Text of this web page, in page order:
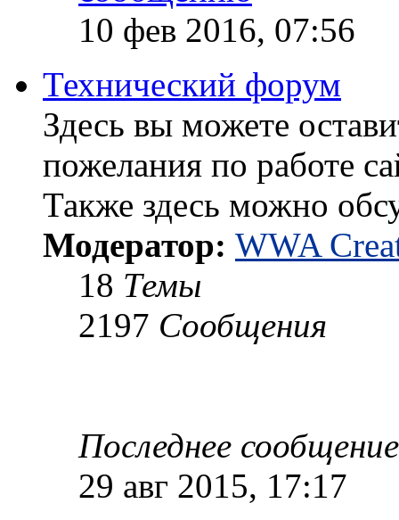
10 фев 2016, 07:56
Технический форум
Здесь вы можете
пожелания по работе
Также здесь можно
Модератор: WWA
18 Темы
2197 Сообщения
Последнее сообщение
29 авг 2015, 17:17